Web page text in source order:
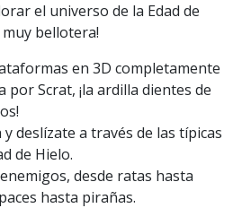
el universo de la Edad de
muy bellotera!
en 3D completamente
Scrat, ¡la ardilla dientes de
y deslízate a través de las típicas
de Hielo.
desde ratas hasta
hasta pirañas.